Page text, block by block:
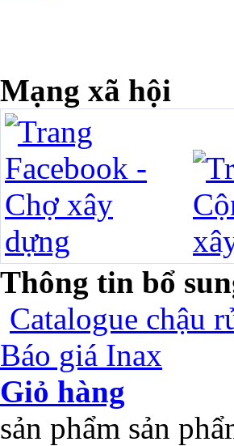
Mạng xã hội
Thông tin bổ
Catalogue chậu
Báo giá Inax
Giỏ hàng
sản phẩm sản